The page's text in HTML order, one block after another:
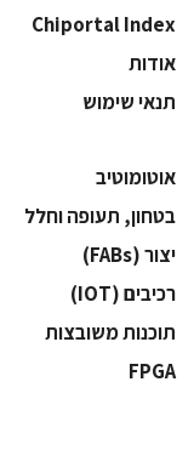
Chiportal Index
אודות
תנאי שימוש
אוטומוטיב
בטחון, תעופה וחלל
‫יצור (‪(FABs‬‬
‫רכיבים‬ (IOT)
‫תוכנות משובצות‬
‫‪FPGA‬‬